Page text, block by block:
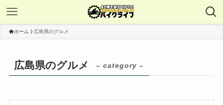
ホーム 広島県のグルメ
広島県のグルメ – category –